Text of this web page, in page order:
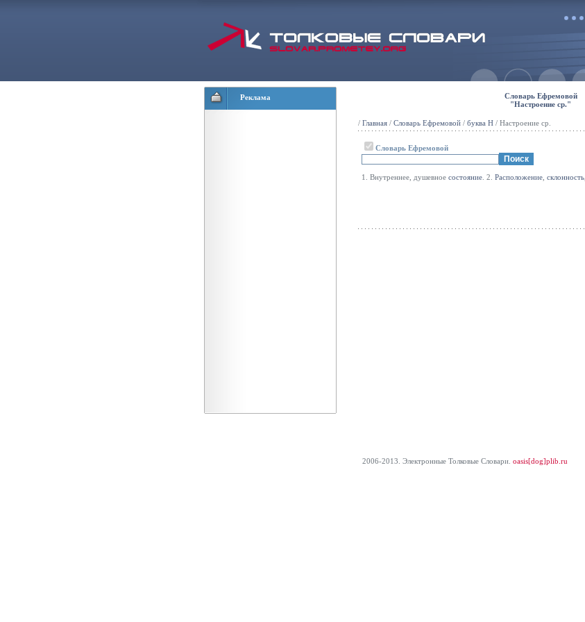
Реклама
Словарь Ефремовой
"Настроение ср."
/ Главная / Словарь Ефремовой / буква Н / Настроение ср.
Словарь Ефремовой
1. Внутреннее, душевное состояние . 2. Расположение склонность
2006-2013. Электронные Толковые Cловари. oasis[dog]plib.ru